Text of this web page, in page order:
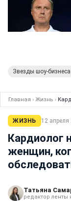
Звезды шоу-бизнеса
Главная › Жизнь ›
ЖИЗНЬ 12 апреля
Кардиолог
женщин,
Татьяна
редактор ленты